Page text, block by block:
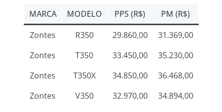
MARCA MODELO PPS (R$)
PM (R$)
Zontes
R350 29.860,00
31.369,00
Zontes
T350 33.450,00
35.230,00
Zontes
T350X 34.850,00
36.468,00
Zontes
V350 32.970,00
34.894,00